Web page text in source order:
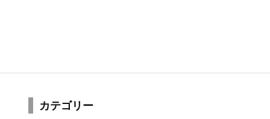
カテゴリー